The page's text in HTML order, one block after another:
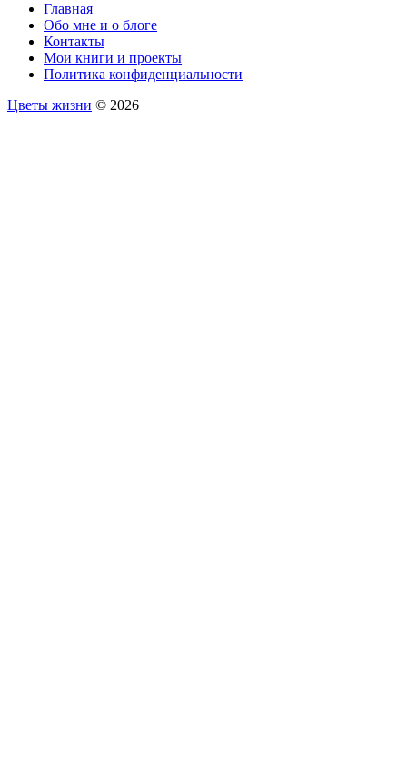
Главная
Обо мне и о блоге
Контакты
Мои книги и проекты
Политика конфиденциальности
Цветы жизни © 2026